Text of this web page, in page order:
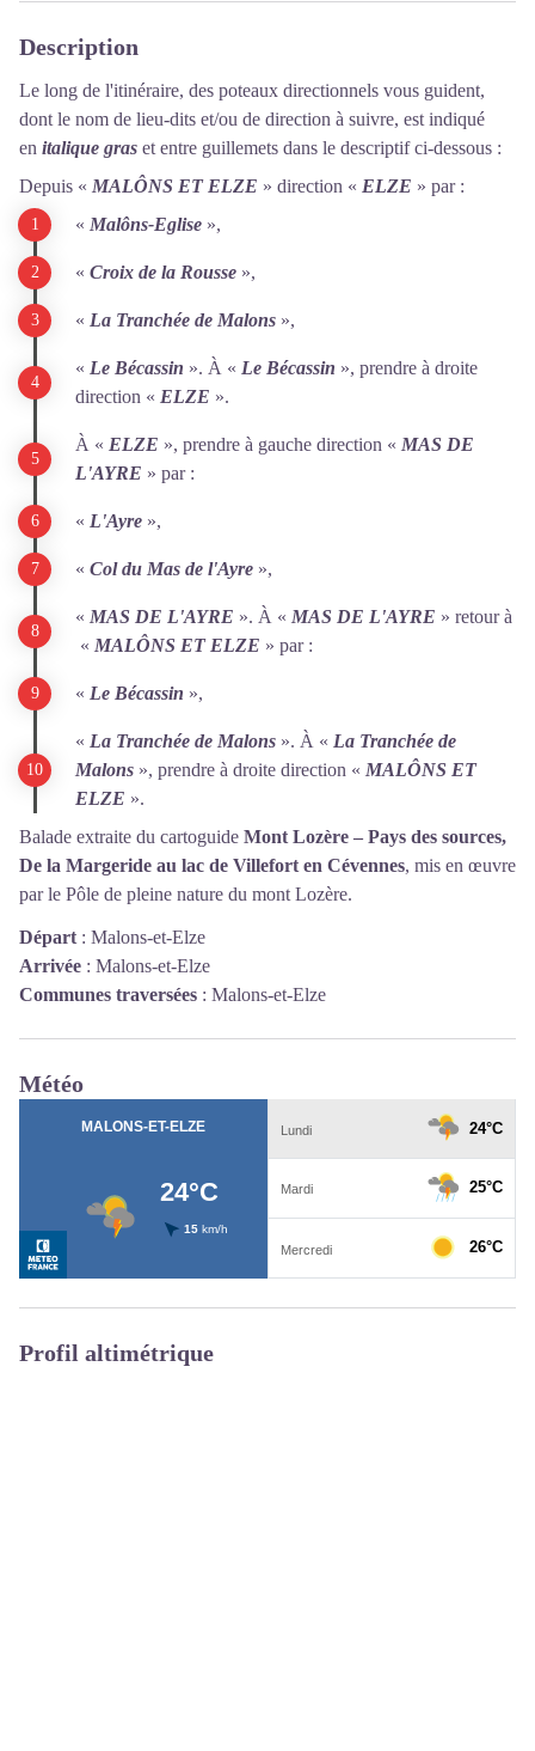
Description
Le long de l'itinéraire, des poteaux directionnels vous guident,
dont le nom de lieu-dits et/ou de direction à suivre, est indiqué
en italique gras et entre guillemets dans le descriptif ci-dessous :
Depuis « MALÔNS ET ELZE » direction « ELZE » par :
« Malôns-Eglise »,
« Croix de la Rousse »,
« La Tranchée de Malons »,
« Le Bécassin ». À « Le Bécassin », prendre à droite
direction « ELZE ».
À « ELZE », prendre à gauche direction « MAS DE
L'AYRE » par :
« L'Ayre »,
« Col du Mas de l'Ayre »,
« MAS DE L'AYRE ». À « MAS DE L'AYRE » retour à
« MALÔNS ET ELZE » par :
« Le Bécassin »,
« La Tranchée de Malons ». À « La Tranchée de
Malons », prendre à droite direction « MALÔNS ET
ELZE ».
Balade extraite du cartoguide Mont Lozère – Pays des sources,
De la Margeride au lac de Villefort en Cévennes, mis en œuvre
par le Pôle de pleine nature du mont Lozère.
Départ : Malons-et-Elze
Arrivée : Malons-et-Elze
Communes traversées : Malons-et-Elze
Météo
Profil altimétrique